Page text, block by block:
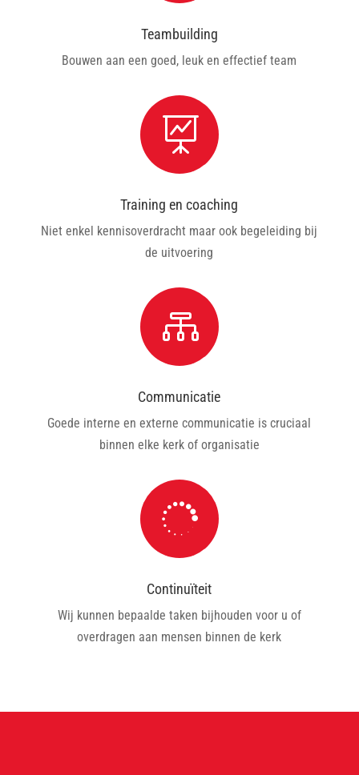
Teambuilding
Bouwen aan een goed, leuk en effectief team

Training en coaching
Niet enkel kennisoverdracht maar ook begeleiding bij
de uitvoering

Communicatie
Goede interne en externe communicatie is cruciaal
binnen elke kerk of organisatie

Continuïteit
Wij kunnen bepaalde taken bijhouden voor u of
overdragen aan mensen binnen de kerk